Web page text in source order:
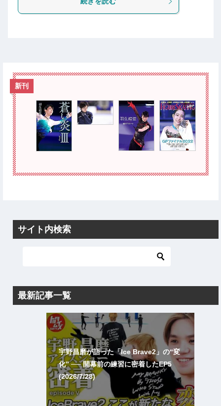
新刊
サイト内検索
最新記事一覧
宇野昌磨が語った「Ice Brave2」の“変
化” ── 開幕前の練習に密着したEP5
(2026/7/28)